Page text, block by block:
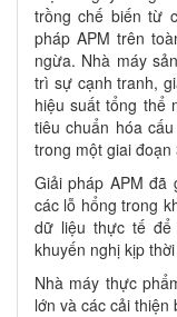
trồng chế biến từ
pháp APM trên
ngừa. Nhà máy
trì sự cạnh tranh,
hiệu suất tổng thể
tiêu chuẩn hóa
trong một giai đoạn
Giải pháp APM đã
các lỗ hổng trong
dữ liệu thực tế
khuyến nghị kịp
Nhà máy thực
lớn và các cải thiện